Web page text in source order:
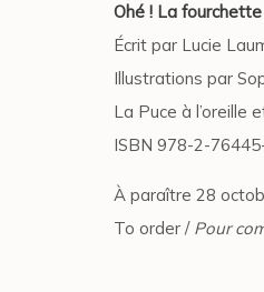
Ohé ! La
Écrit par Lucie
Illustrations par
La Puce à l’oreille
ISBN 978-2-
À paraître 28
To order / Pour